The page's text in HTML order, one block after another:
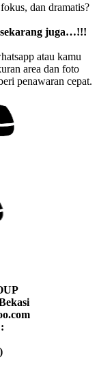
dan dramatis?
juga…!!!
atau kamu
area dan foto
penawaran cepat.